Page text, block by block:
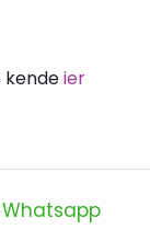
kendeier